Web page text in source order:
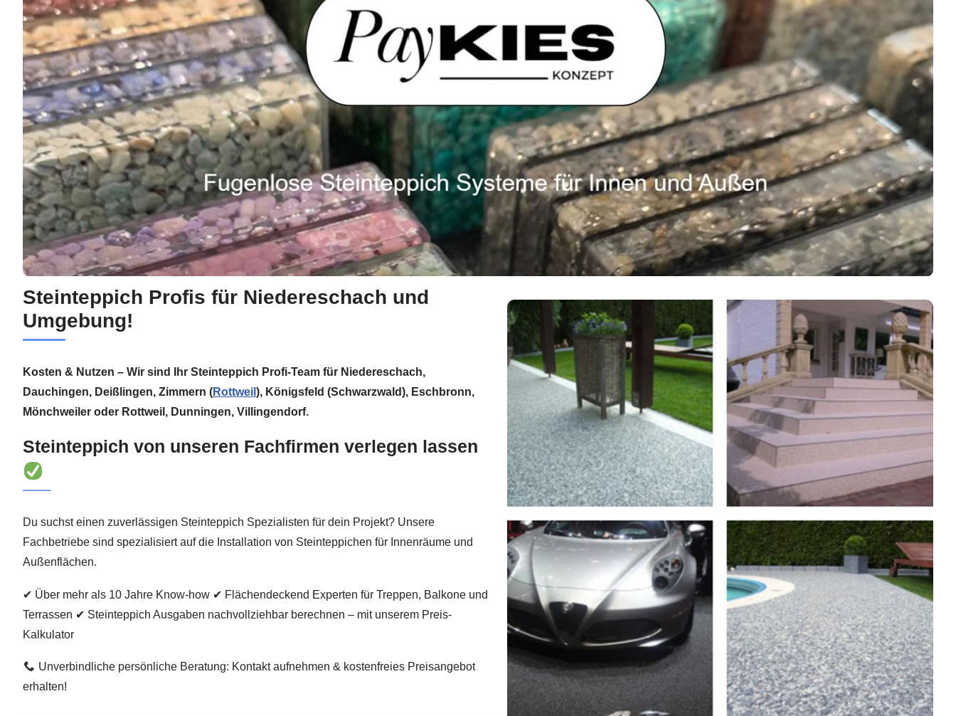
Steinteppich Profis für Niedereschach und
Umgebung!
Kosten & Nutzen – Wir sind Ihr Steinteppich Profi-Team für Niedereschach,
Dauchingen, Deißlingen, Zimmern (Rottweil ), Königsfeld (Schwarzwald), Eschbronn,
Mönchweiler oder Rottweil, Dunningen, Villingendorf.
Steinteppich von unseren Fachfirmen verlegen lassen
Du suchst einen zuverlässigen Steinteppich Spezialisten für dein Projekt? Unsere
Fachbetriebe sind spezialisiert auf die Installation von Steinteppichen für Innenräume und
Außenflächen.
✔ Über mehr als 10 Jahre Know-how ✔ Flächendeckend Experten für Treppen, Balkone und
Terrassen ✔ Steinteppich Ausgaben nachvollziehbar berechnen – mit unserem Preis-
Kalkulator
Unverbindliche persönliche Beratung: Kontakt aufnehmen & kostenfreies Preisangebot
erhalten!